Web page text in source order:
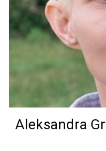
Aleksandra